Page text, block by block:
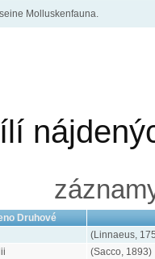
Molluskenfauna.
Druhové
(Linnaeus,
(Sacco, 1893)